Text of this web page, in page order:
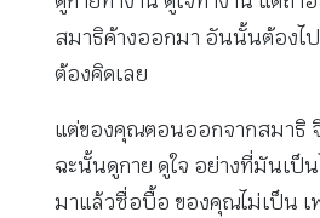
สมาธิค้างออกมา อันนั้นต้องไ
ต้องคิดเลย
แต่ของคุณตอนออกจากสมาธิ จิ
ฉะนั้นดูกาย ดูใจ อย่างที่มันเป็
มาแล้วซื่อบื้อ ของคุณไม่เป็น เ